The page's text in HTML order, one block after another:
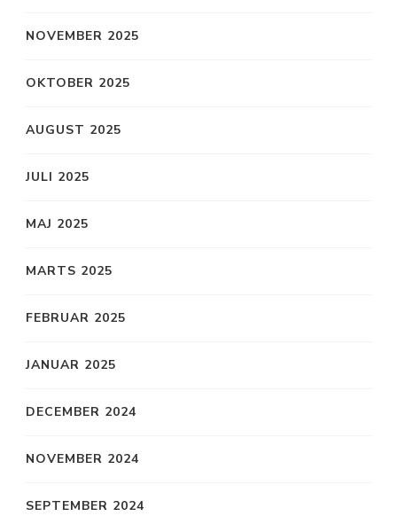
NOVEMBER 2025
OKTOBER 2025
AUGUST 2025
JULI 2025
MAJ 2025
MARTS 2025
FEBRUAR 2025
JANUAR 2025
DECEMBER 2024
NOVEMBER 2024
SEPTEMBER 2024